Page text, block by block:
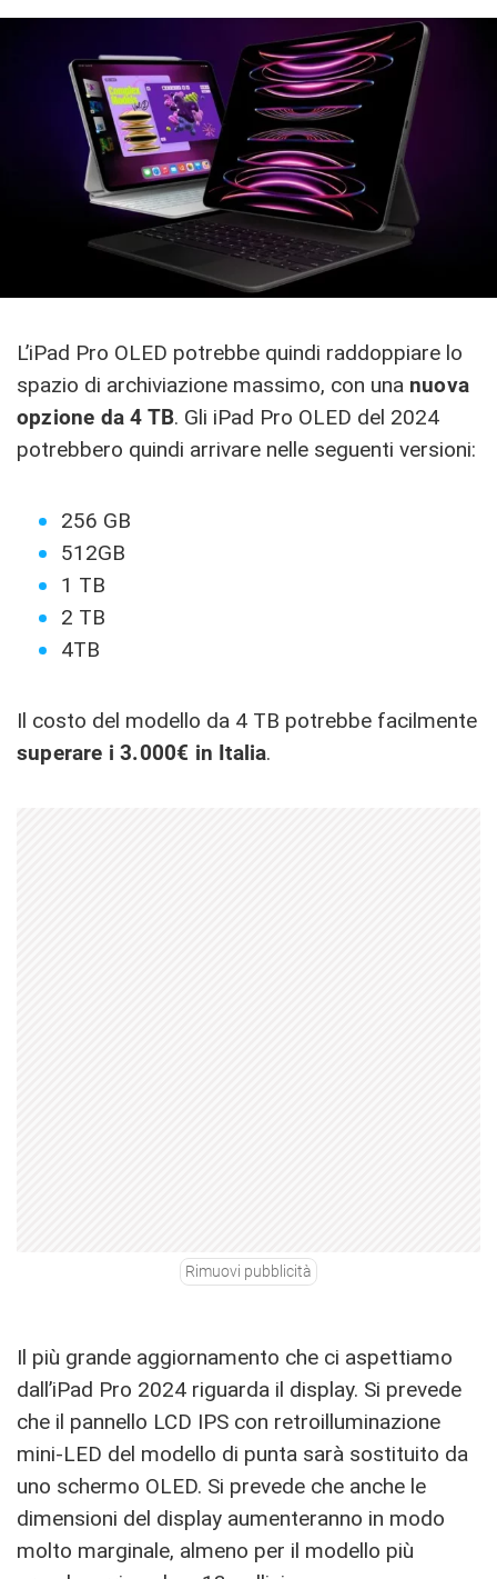
L’iPad Pro OLED potrebbe quindi raddoppiare lo
spazio di archiviazione massimo, con una nuova
opzione da 4 TB. Gli iPad Pro OLED del 2024
potrebbero quindi arrivare nelle seguenti versioni:
256 GB
512GB
1 TB
2 TB
4TB
Il costo del modello da 4 TB potrebbe facilmente
superare i 3.000€ in Italia.
Rimuovi pubblicità
Il più grande aggiornamento che ci aspettiamo
dall’iPad Pro 2024 riguarda il display. Si prevede
che il pannello LCD IPS con retroilluminazione
mini-LED del modello di punta sarà sostituito da
uno schermo OLED. Si prevede che anche le
dimensioni del display aumenteranno in modo
molto marginale, almeno per il modello più